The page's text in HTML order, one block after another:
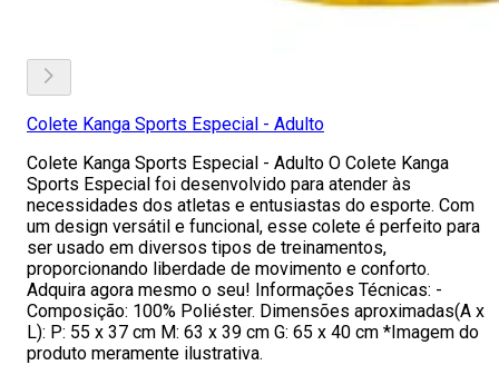
Colete Kanga Sports Especial - Adulto
Colete Kanga Sports Especial - Adulto O Colete Kanga
Sports Especial foi desenvolvido para atender às
necessidades dos atletas e entusiastas do esporte. Com
um design versátil e funcional, esse colete é perfeito para
ser usado em diversos tipos de treinamentos,
proporcionando liberdade de movimento e conforto.
Adquira agora mesmo o seu! Informações Técnicas: -
Composição: 100% Poliéster. Dimensões aproximadas(A x
L): P: 55 x 37 cm M: 63 x 39 cm G: 65 x 40 cm *Imagem do
produto meramente ilustrativa.